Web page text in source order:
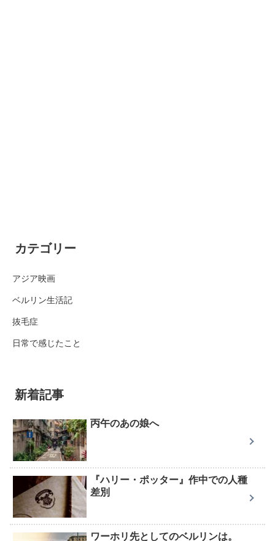
カテゴリー
アジア映画
ベルリン生活記
抜毛症
日常で感じたこと
新着記事
丙午のあの娘へ
『ハリー・ポッター』作中での人種
差別
ワーホリ先としてのベルリンは。